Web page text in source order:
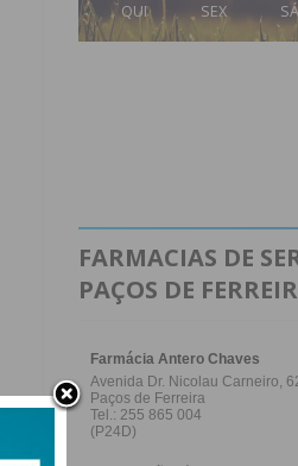
QUI SEX
FARMACIAS DE
PAÇOS DE